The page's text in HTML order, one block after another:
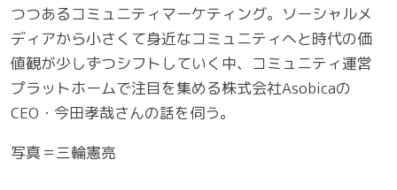
つつあるコミュニティマーケティング。ソーシャルメ
ディアから小さくて身近なコミュニティへと時代の価
値観が少しずつシフトしていく中、コミュニティ運営
プラットホームで注目を集める株式会社Asobicaの
CEO・今田孝哉さんの話を伺う。
写真＝三輪憲亮